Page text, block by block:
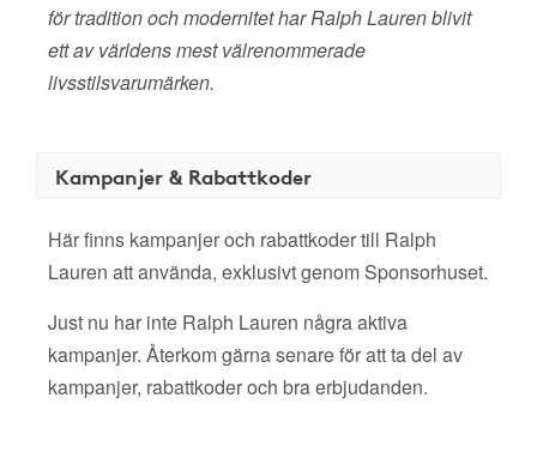
för tradition och modernitet har Ralph Lauren blivit
ett av världens mest välrenommerade
livsstilsvarumärken.
Kampanjer & Rabattkoder
Här finns kampanjer och rabattkoder till Ralph
Lauren att använda, exklusivt genom Sponsorhuset.
Just nu har inte Ralph Lauren några aktiva
kampanjer. Återkom gärna senare för att ta del av
kampanjer, rabattkoder och bra erbjudanden.